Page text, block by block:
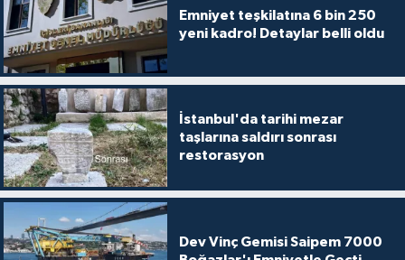
Emniyet teşkilatına 6 bin 250
yeni kadro! Detaylar belli oldu
İstanbul'da tarihi mezar
taşlarına saldırı sonrası
restorasyon
Dev Vinç Gemisi Saipem 7000